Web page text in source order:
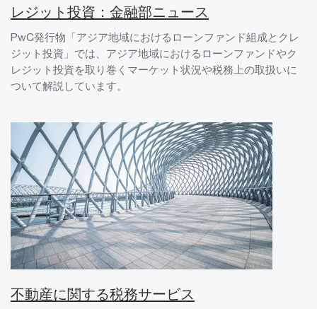
レジット投資：金融部ニュース
PwC発行物「アジア地域におけるローンファンド組成とクレ
ジット投資」では、アジア地域におけるローンファンドやク
レジット投資を取り巻くマーケット状況や税務上の取扱いに
ついて解説しています。
不動産に関する税務サービス